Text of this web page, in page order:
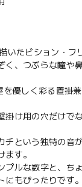
いたビション・フ
、つぶらな瞳や
優しく彩る置掛兼
掛け用の穴だけ
チという独特の
す。
プルな数字と、
もぴったりです。